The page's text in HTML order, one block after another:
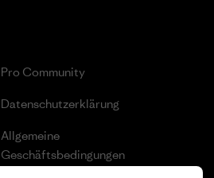
Pro Community
Datenschutzerklärung
Allgemeine
Geschäftsbedingungen